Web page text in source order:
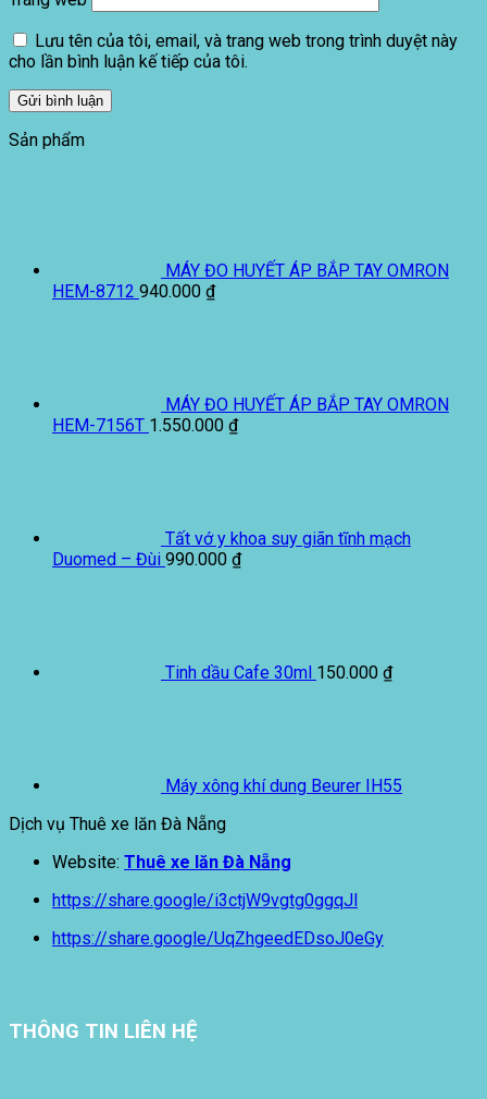
Lưu tên của tôi, email, và trang web trong trình duyệt này
cho lần bình luận kế tiếp của tôi.
Sản phẩm
MÁY ĐO HUYẾT ÁP BẮP TAY OMRON
HEM-8712 940.000 ₫
MÁY ĐO HUYẾT ÁP BẮP TAY OMRON
HEM-7156T 1.550.000 ₫
Tất vớ y khoa suy giãn tĩnh mạch
Duomed – Đùi 990.000 ₫
Tinh dầu Cafe 30ml 150.000 ₫
Máy xông khí dung Beurer IH55
Dịch vụ Thuê xe lăn Đà Nẵng
Website: Thuê xe lăn Đà Nẵng
https://share.google/i3ctjW9vgtg0ggqJl
https://share.google/UqZhgeedEDsoJ0eGy
THÔNG TIN LIÊN HỆ